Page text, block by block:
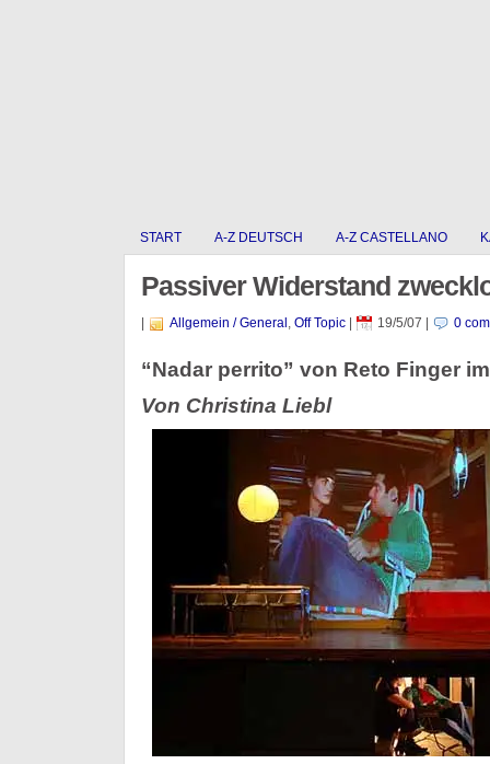
START A-Z DEUTSCH A-Z CASTELLANO
Passiver Widerstand
Allgemein / General , Off Topic| 19/5/07 0
“Nadar perrito” von Reto Finger
Von Christina Liebl